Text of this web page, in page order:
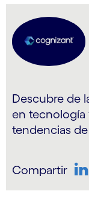
Descubre de
en tecnología
tendencias
Compartir